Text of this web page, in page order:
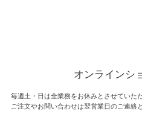
オンラインシ
毎週土・日は全業務をお休みとさせていた
ご注文やお問い合わせは翌営業日のご連絡